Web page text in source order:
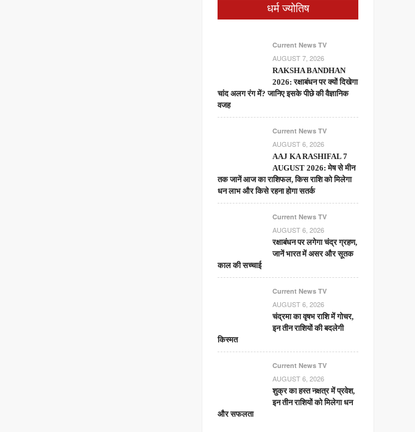
धर्म ज्योतिष
Current News TV
AUGUST 7, 2026
RAKSHA BANDHAN
2026: रक्षाबंधन पर क्यों दिखेगा
चांद अलग रंग में? जानिए इसके पीछे की वैज्ञानिक
वजह
Current News TV
AUGUST 6, 2026
AAJ KA RASHIFAL 7
AUGUST 2026: मेष से मीन
तक जानें आज का राशिफल, किस राशि को मिलेगा
धन लाभ और किसे रहना होगा सतर्क
Current News TV
AUGUST 6, 2026
रक्षाबंधन पर लगेगा चंद्र ग्रहण,
जानें भारत में असर और सूतक
काल की सच्चाई
Current News TV
AUGUST 6, 2026
चंद्रमा का वृषभ राशि में गोचर,
इन तीन राशियों की बदलेगी
किस्मत
Current News TV
AUGUST 6, 2026
शुक्र का हस्त नक्षत्र में प्रवेश,
इन तीन राशियों को मिलेगा धन
और सफलता